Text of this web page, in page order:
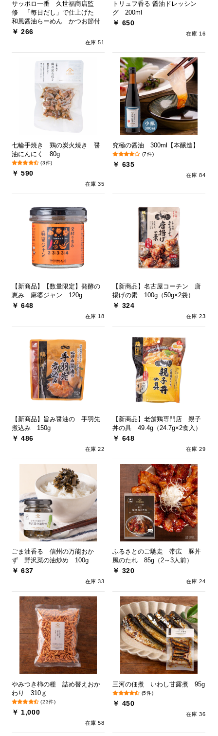
サッポロ一番 久世福商店監
修 「毎日だし」で仕上げた
和風醤油らーめん かつお節付
￥ 266
在庫 51
トリュフ香る 醤油ドレッシン
グ 200ml
￥ 650
在庫 16
七輪手焼き 鶏の炭火焼き 醤
油にんにく 80g
(3件)
￥ 590
在庫 35
究極の醤油 300ml【本醸造】
(7件)
￥ 635
在庫 84
【新商品】【数量限定】発酵の
恵み 麻婆ジャン 120g
￥ 648
在庫 18
【新商品】名古屋コーチン 唐
揚げの素 100g（50g×2袋）
￥ 324
在庫 23
【新商品】旨み醤油の 手羽先
煮込み 150g
￥ 486
在庫 22
【新商品】老舗鶏専門店 親子
丼の具 49.4g（24.7g×2食入）
￥ 648
在庫 29
ごま油香る 信州の万能おか
ず 野沢菜の油炒め 100g
￥ 637
在庫 33
ふるさとのご馳走 帯広 豚丼
風のたれ 85g（2～3人前）
￥ 320
在庫 24
やみつき柿の種 詰め替えおか
わり 310ｇ
(23件)
￥ 1,000
在庫 58
三河の佃煮 いわし甘露煮 95g
(5件)
￥ 450
在庫 36